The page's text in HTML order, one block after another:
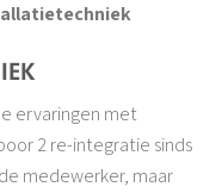
ervaringen met
2 re-integratie sinds
medewerker, maar